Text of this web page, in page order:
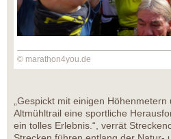
© marathon4you.de
„Gespickt mit einigen
Altmühltrail eine sportliche
ein tolles Erlebnis.“, verrät